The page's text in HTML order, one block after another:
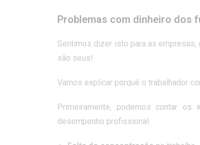
Problemas com dinheiro dos
Sentimos dizer isto para as
são seus!
Vamos explicar porquê o trabalhador
Primeiramente, podemos contar os
desempenho profissional: